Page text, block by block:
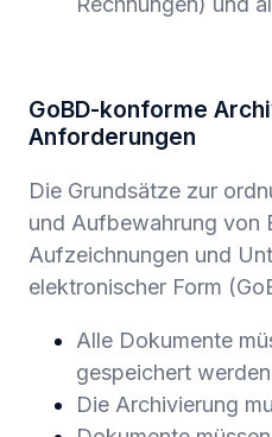
GoBD-konforme
Anforderungen
Die Grundsätze zur
und Aufbewahrung von
Aufzeichnungen und
elektronischer Form
Alle Dokumente
gespeichert werden
Die Archivierung